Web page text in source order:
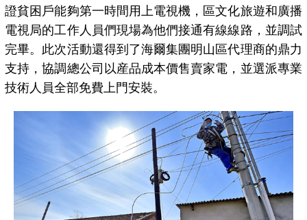
證貧困戶能夠第一時間用上電視機，區文化旅遊和廣播
電視局的工作人員們現場為他們接通有線線路，並調試
完畢。此次活動還得到了海爾集團明山區代理商的鼎力
支持，協調總公司以産品成本價售賣家電，並選派專業
技術人員全部免費上門安裝。